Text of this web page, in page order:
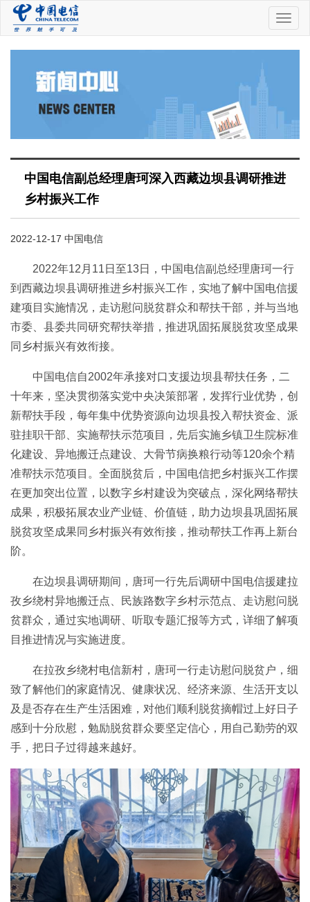
中
国
中国电信副总经理唐珂深入西藏边坝县调研推进
乡村振兴工作
2022-12-17 中国电信
2022年12月11日至13日，中国电信副总经理唐珂一行
到西藏边坝县调研推进乡村振兴工作，实地了解中国电信援
建项目实施情况，走访慰问脱贫群众和帮扶干部，并与当地
市委、县委共同研究帮扶举措，推进巩固拓展脱贫攻坚成果
同乡村振兴有效衔接。
中国电信自2002年承接对口支援边坝县帮扶任务，二
十年来，坚决贯彻落实党中央决策部署，发挥行业优势，创
新帮扶手段，每年集中优势资源向边坝县投入帮扶资金、派
驻挂职干部、实施帮扶示范项目，先后实施乡镇卫生院标准
化建设、异地搬迁点建设、大骨节病换粮行动等120余个精
准帮扶示范项目。全面脱贫后，中国电信把乡村振兴工作摆
在更加突出位置，以数字乡村建设为突破点，深化网络帮扶
成果，积极拓展农业产业链、价值链，助力边坝县巩固拓展
脱贫攻坚成果同乡村振兴有效衔接，推动帮扶工作再上新台
阶。
在边坝县调研期间，唐珂一行先后调研中国电信援建拉
孜乡绕村异地搬迁点、民族路数字乡村示范点、走访慰问脱
贫群众，通过实地调研、听取专题汇报等方式，详细了解项
目推进情况与实施进度。
在拉孜乡绕村电信新村，唐珂一行走访慰问脱贫户，细
致了解他们的家庭情况、健康状况、经济来源、生活开支以
及是否存在生产生活困难，对他们顺利脱贫摘帽过上好日子
感到十分欣慰，勉励脱贫群众要坚定信心，用自己勤劳的双
手，把日子过得越来越好。